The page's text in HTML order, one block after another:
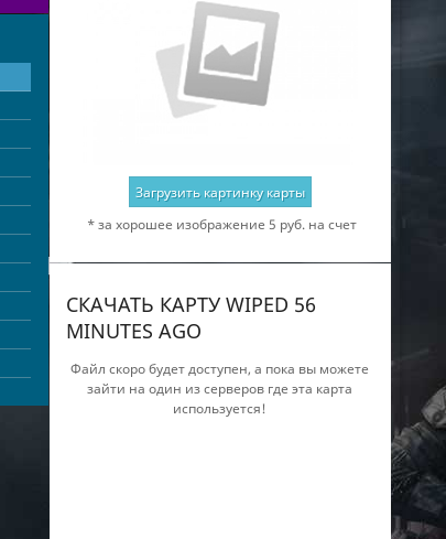
Загрузить картинку карты
* за хорошее изображение 5 руб. на счет
СКАЧАТЬ КАРТУ WIPED 56
MINUTES AGO
Файл скоро будет доступен, а пока вы можете
зайти на один из серверов где эта карта
используется!